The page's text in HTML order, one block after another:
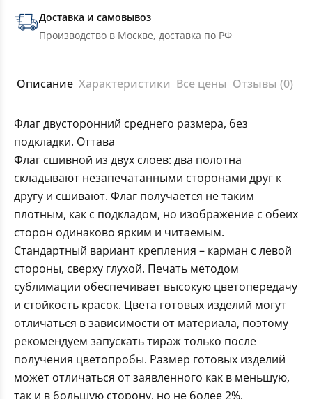
Доставка и самовывоз
Производство в Москве, доставка по РФ
Описание Характеристики Все цены Отзывы (0)
Флаг двусторонний среднего размера, без
подкладки. Оттава
Флаг сшивной из двух слоев: два полотна
складывают незапечатанными сторонами друг к
другу и сшивают. Флаг получается не таким
плотным, как с подкладом, но изображение с обеих
сторон одинаково ярким и читаемым.
Стандартный вариант крепления – карман с левой
стороны, сверху глухой. Печать методом
сублимации обеспечивает высокую цветопередачу
и стойкость красок. Цвета готовых изделий могут
отличаться в зависимости от материала, поэтому
рекомендуем запускать тираж только после
получения цветопробы. Размер готовых изделий
может отличаться от заявленного как в меньшую,
так и в большую сторону, но не более 2%.